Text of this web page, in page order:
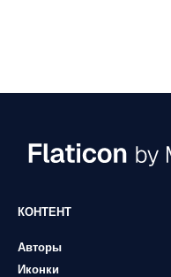
КОНТЕНТ
Авторы
Иконки